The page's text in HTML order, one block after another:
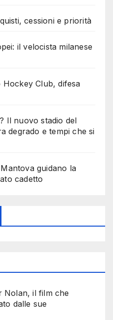
cessioni e priorità
il velocista milanese
Hockey Club, difesa
Il nuovo stadio del
degrado e tempi che si
guidano la
cadetto
Nolan, il film che
dalle sue